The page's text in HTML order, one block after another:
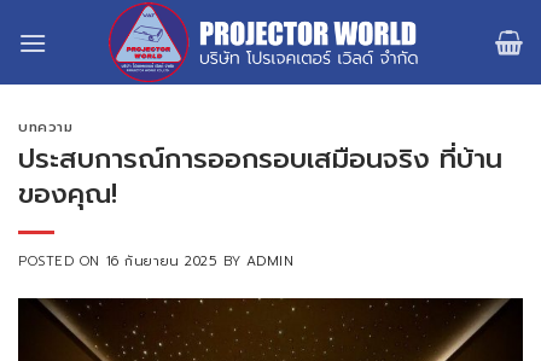
บทความ
ประสบการณ์การออกรอบเสมือนจริง ที่บ้าน
ของคุณ!
POSTED ON 16 กันยายน 2025 BY ADMIN